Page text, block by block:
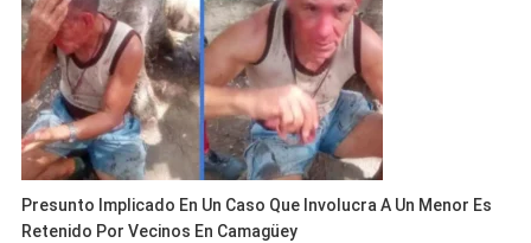
Presunto Implicado En Un Caso Que Involucra A Un Menor Es
Retenido Por Vecinos En Camagüey